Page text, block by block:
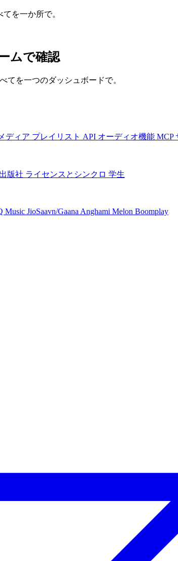
を一か所で。
ムで確認
を一つのダッシュボードで。
ディア プレイリスト API オーディオ機能 MCP
版社 ライセンスとシンクロ 学生
Music JioSaavn/Gaana Anghami Melon Boomplay